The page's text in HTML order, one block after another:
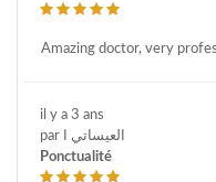
Amazing doctor, very
il y a 3 ans
par العيساتي ا
Ponctualité